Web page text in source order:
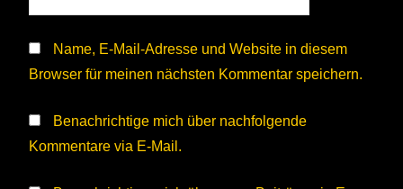
Name, E-Mail-Adresse und Website in diesem
Browser für meinen nächsten Kommentar speichern.
Benachrichtige mich über nachfolgende
Kommentare via E-Mail.